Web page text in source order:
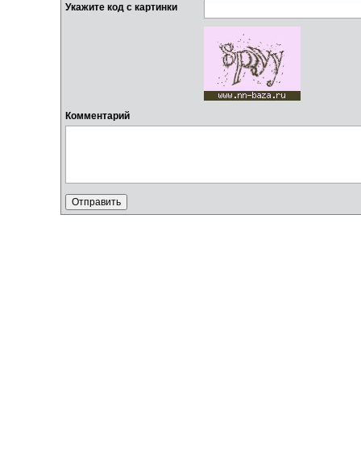
Укажите код с картинки
Комментарий